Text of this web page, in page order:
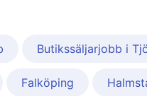
Butikssäljarjobb i
Falköping